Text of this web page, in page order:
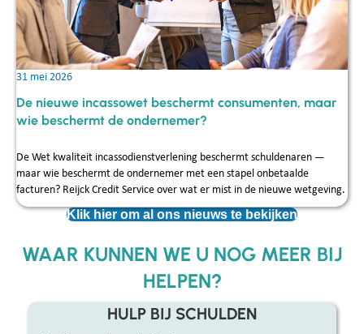
31 mei 2026
De nieuwe incassowet beschermt consumenten, maar
wie beschermt de ondernemer?
De Wet kwaliteit incassodienstverlening beschermt schuldenaren —
maar wie beschermt de ondernemer met een stapel onbetaalde
facturen? Reijck Credit Service over wat er mist in de nieuwe wetgeving.
Klik hier om al ons nieuws te bekijken
WAAR KUNNEN WE U NOG MEER BIJ
HELPEN?
HULP BIJ SCHULDEN